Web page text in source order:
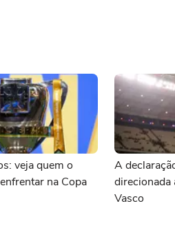
veja quem o
na Copa
A
direcionada
Vasco